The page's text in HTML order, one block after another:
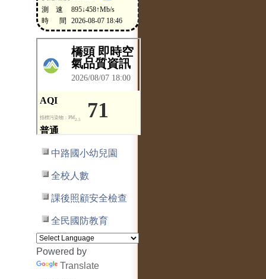
中路國小幼兒園
全校人數
課後照顧安全檢查
全民國防教育
Powered by
Translate